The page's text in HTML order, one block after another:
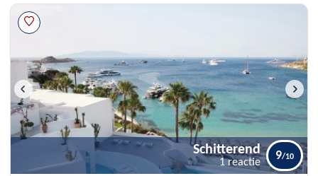
Schitterend
1 reactie
9